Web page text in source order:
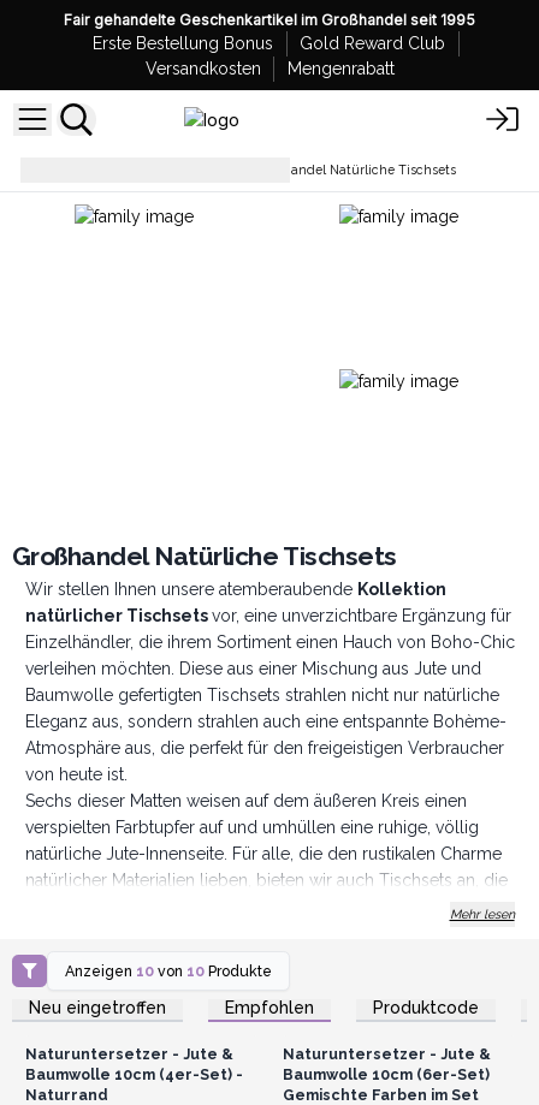
Fair gehandelte Geschenkartikel im Großhandel seit 1995
Erste Bestellung Bonus
Gold Reward Club
Versandkosten
Mengenrabatt
Großhandel Natürliche Tischsets
Großhandel Natürliche Tischsets
Wir stellen Ihnen unsere atemberaubende Kollektion
natürlicher Tischsetsvor, eine unverzichtbare Ergänzung für
Einzelhändler, die ihrem Sortiment einen Hauch von Boho-Chic
verleihen möchten. Diese aus einer Mischung aus Jute und
Baumwolle gefertigten Tischsets strahlen nicht nur natürliche
Eleganz aus, sondern strahlen auch eine entspannte Bohème-
Atmosphäre aus, die perfekt für den freigeistigen Verbraucher
von heute ist.
Sechs dieser Matten weisen auf dem äußeren Kreis einen
verspielten Farbtupfer auf und umhüllen eine ruhige, völlig
natürliche Jute-Innenseite. Für alle, die den rustikalen Charme
natürlicher Materialien lieben, bieten wir auch Tischsets an, die
wählen Sie zwischen dem faszinierenden Mandala-Druck, dem
spirituell inspirierten Chakra-Druck, dem ruhigen Bodhi-Baum-
Druck oder dem schützenden Hamsa-Druck. Diese Matten
Unsere natürlichen Tischsets gehen über die reine
Funktionalität hinaus. Sie sind ein Beweis für die Mischung aus
Mehr lesen
Anzeigen 10 von 10 Produkte
Neu eingetroffen Empfohlen Produktcode
Anmelden oder
Registrieren für
Großhandelspreise
Naturuntersetzer - Jute &
Baumwolle 10cm (4er-Set) -
Naturrand
Registrieren für
Großhandelspreise
Naturuntersetzer - Jute &
Baumwolle 10cm (6er-Set)
Gemischte Farben im Set